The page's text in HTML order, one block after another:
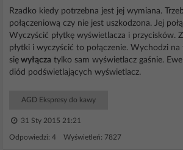
Rzadko kiedy potrzebna jest jej wymiana.
połączeniową czy nie jest uszkodzona. Jej
Wyczyścić płytkę wyświetlacza i przycisków.
płytki i wyczyścić to połączenie. Wychodzi
się wyłącza tylko sam wyświetlacz gaśnie.
diód podświetlających wyświetlacz.
AGD Ekspresy do kawy
31 Sty 2015 21:21
Odpowiedzi: 4 Wyświetleń: 7827